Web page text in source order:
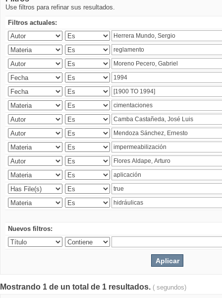
Use filtros para refinar sus resultados.
Filtros actuales:
Nuevos filtros:
Mostrando 1 de un total de 1 resultados. ( segundos)